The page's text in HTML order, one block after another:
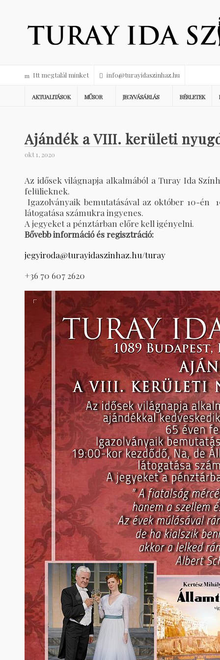
Itt megtalál minket info@turayidaszinhaz.hu
AKTUALITÁSOK MŰSOR JEGYVÁSÁRLÁS BÉRLETEK
Ajándék a VIII. kerületi
okt 1, 2020
Az idősek világnapja alkalmából a Turay Ida
felülieknek.
Igazolványaik bemutatásával az október 10-
látogatása számukra ingyenes.
A jegyeket a pénztárban előre kell igényelni.
Bővebb információ és regisztráció:
jegyiroda@turayidaszinhaz.hu/turay
+36 70 607 2620